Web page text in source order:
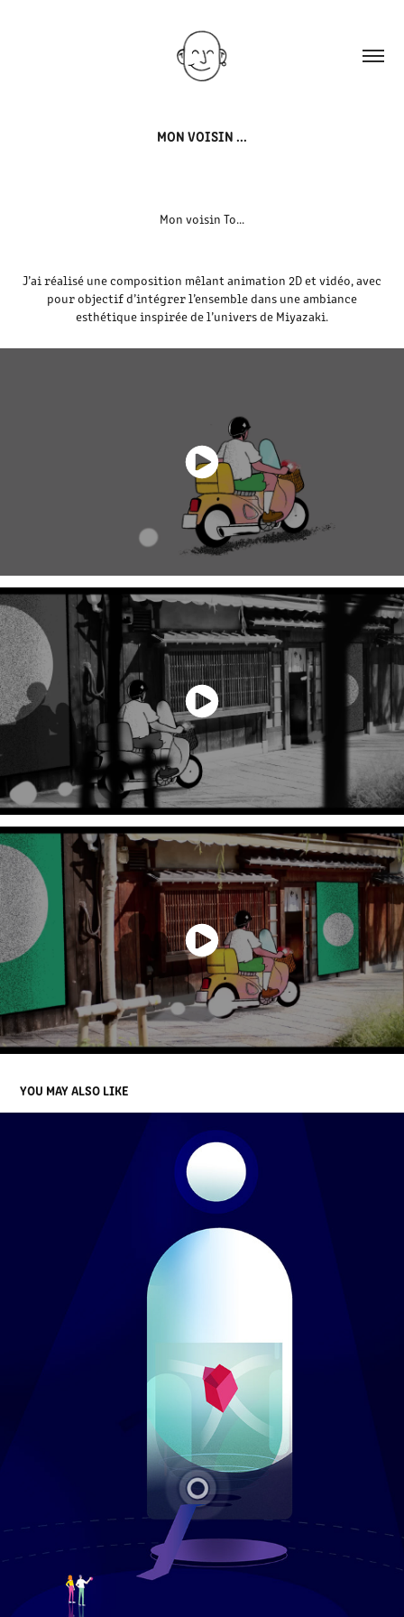
MON VOISIN ...
Mon voisin To...
J’ai réalisé une composition mêlant animation 2D et vidéo, avec
pour objectif d’intégrer l’ensemble dans une ambiance
esthétique inspirée de l’univers de Miyazaki.
YOU MAY ALSO LIKE
IN EXTENSO
2025